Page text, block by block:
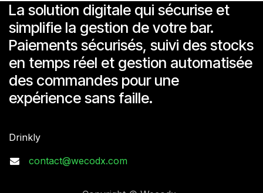
La solution digitale qui sécurise et
simplifie la gestion de votre bar.
Paiements sécurisés, suivi des stocks
en temps réel et gestion automatisée
des commandes pour une
expérience sans faille.
Drinkly
contact@wecodx.com